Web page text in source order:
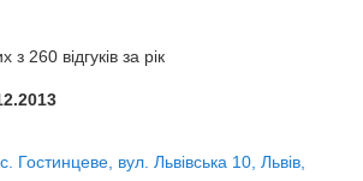
з 260 відгуків за рік
Гостинцеве, вул. Львівська 10, Львів,